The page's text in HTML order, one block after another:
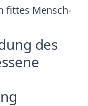
fittes Mensch-
des